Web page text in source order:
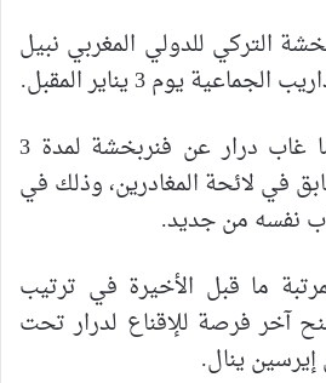
التركي للدولي المغربي نبيل
يوم 3 يناير المقبل.
وجاء هذا القرار بعدما غاب درار عن فنربخشة لمدة 3
في لائحة المغادرين، وذلك في
نفسه من جديد.
ما قبل الأخيرة في ترتيب
آخر فرصة للإقناع لدرار تحت
ينال.